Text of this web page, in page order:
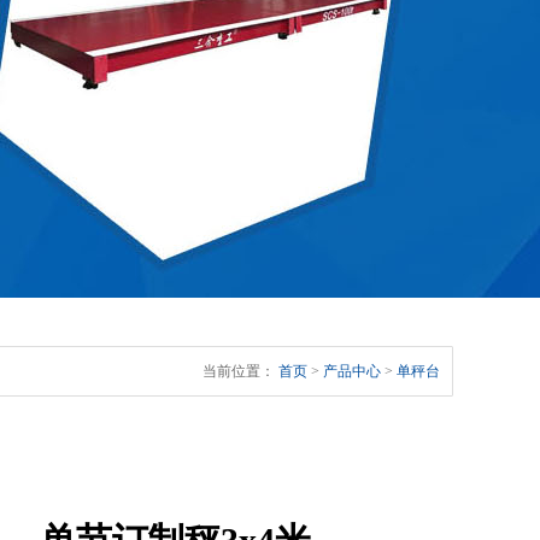
当前位置： 首页 > 产品中心 > 单秤台